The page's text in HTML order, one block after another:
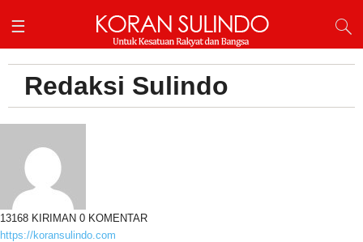
Redaksi Sulindo
13168 KIRIMAN 0 KOMENTAR
https://koransulindo.com